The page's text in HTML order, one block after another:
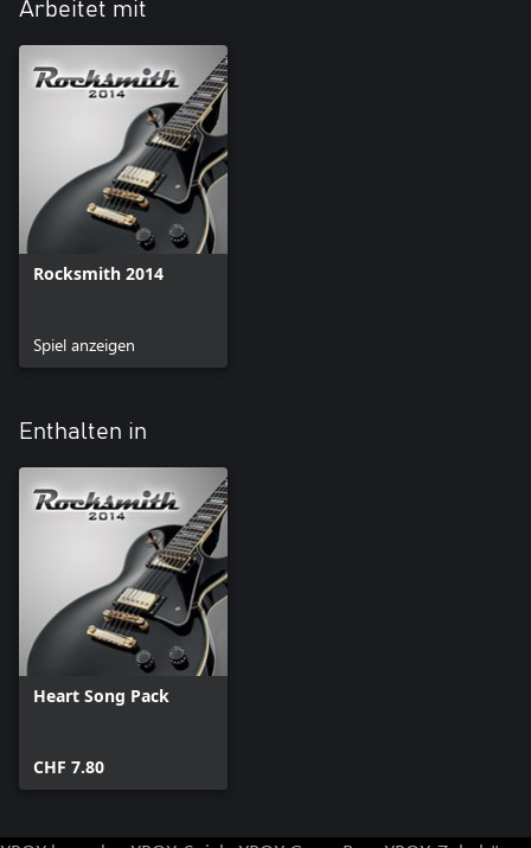
Arbeitet mit
Rocksmith 2014
Spiel anzeigen
Enthalten in
Heart Song Pack
CHF 7.80